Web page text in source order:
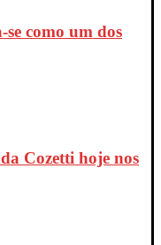
como um dos
Cozetti hoje nos